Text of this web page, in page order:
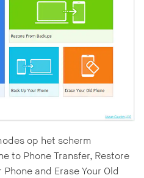
op het scherm
to Phone Transfer, Restore
and Erase Your Old